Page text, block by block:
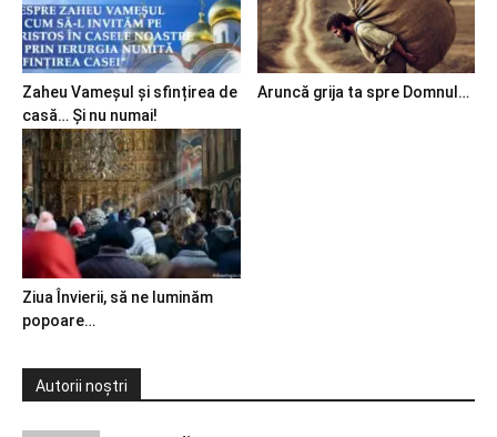
Zaheu Vameșul și sfințirea de
casă… Și nu numai!
Aruncă grija ta spre Domnul…
Ziua Învierii, să ne luminăm
popoare…
Autorii noștri